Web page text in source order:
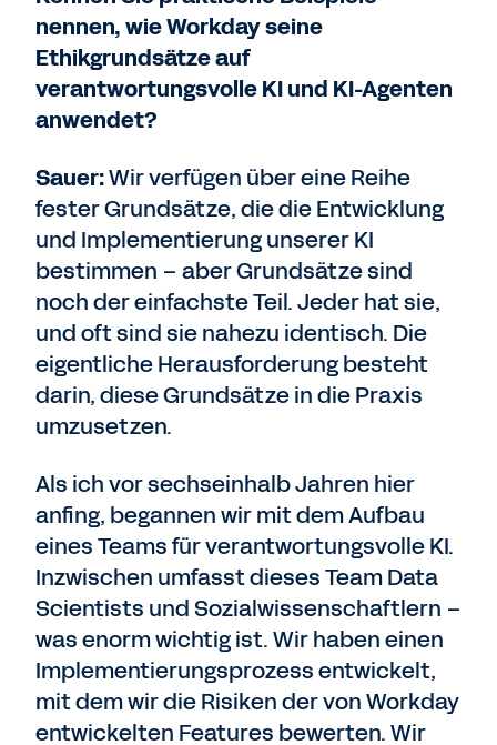
nennen, wie Workday seine
Ethikgrundsätze auf
verantwortungsvolle KI und KI-Agenten
anwendet?
Sauer:Wir verfügen über eine Reihe
fester Grundsätze, die die Entwicklung
und Implementierung unserer KI
bestimmen – aber Grundsätze sind
noch der einfachste Teil. Jeder hat sie,
und oft sind sie nahezu identisch. Die
eigentliche Herausforderung besteht
darin, diese Grundsätze in die Praxis
umzusetzen.
Als ich vor sechseinhalb Jahren hier
anfing, begannen wir mit dem Aufbau
eines Teams für verantwortungsvolle KI.
Inzwischen umfasst dieses Team Data
Scientists und Sozialwissenschaftlern –
was enorm wichtig ist. Wir haben einen
Implementierungsprozess entwickelt,
mit dem wir die Risiken der von Workday
entwickelten Features bewerten. Wir